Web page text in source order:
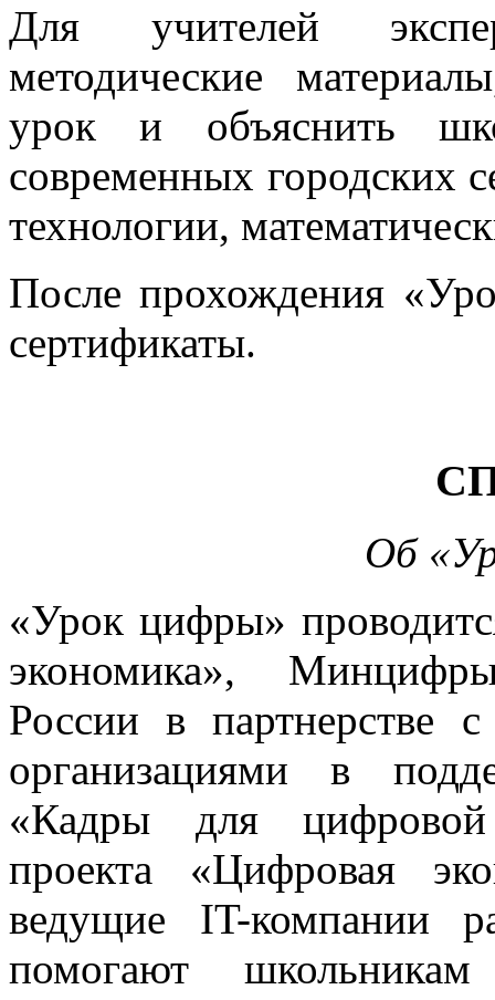
Для учителей
методические
урок и объяснить
современных городских
технологии,
После прохождения
сертификаты.
Об
«Урок цифры»
экономика»,
России в партнерстве
организациями в
«Кадры для цифровой
проекта «Цифровая
ведущие IT-компании
помогают